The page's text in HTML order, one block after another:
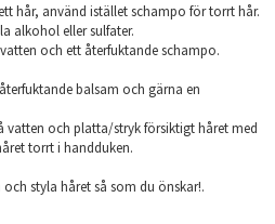
hår, använd istället schampo för torrt hår.
alkohol eller sulfater.
och ett återfuktande schampo.
balsam och gärna en
vatten och platta/stryk försiktigt håret med
torrt i handduken.
styla håret så som du önskar!.